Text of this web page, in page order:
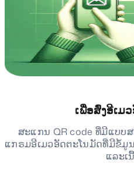
ເພື່ອສົ່ງອີເມ
ສະແກນ QR code ທີ່ມີແບບສ
ແກຣມອີເມວອັດຕະໂນມັດທີ່ມີຂໍ້ມູ
ແລະເ